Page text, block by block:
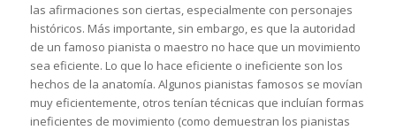
las afirmaciones son ciertas, especialmente con personajes
históricos. Más importante, sin embargo, es que la autoridad
de un famoso pianista o maestro no hace que un movimiento
sea eficiente. Lo que lo hace eficiente o ineficiente son los
hechos de la anatomía. Algunos pianistas famosos se movían
muy eficientemente, otros tenían técnicas que incluían formas
ineficientes de movimiento (como demuestran los pianistas